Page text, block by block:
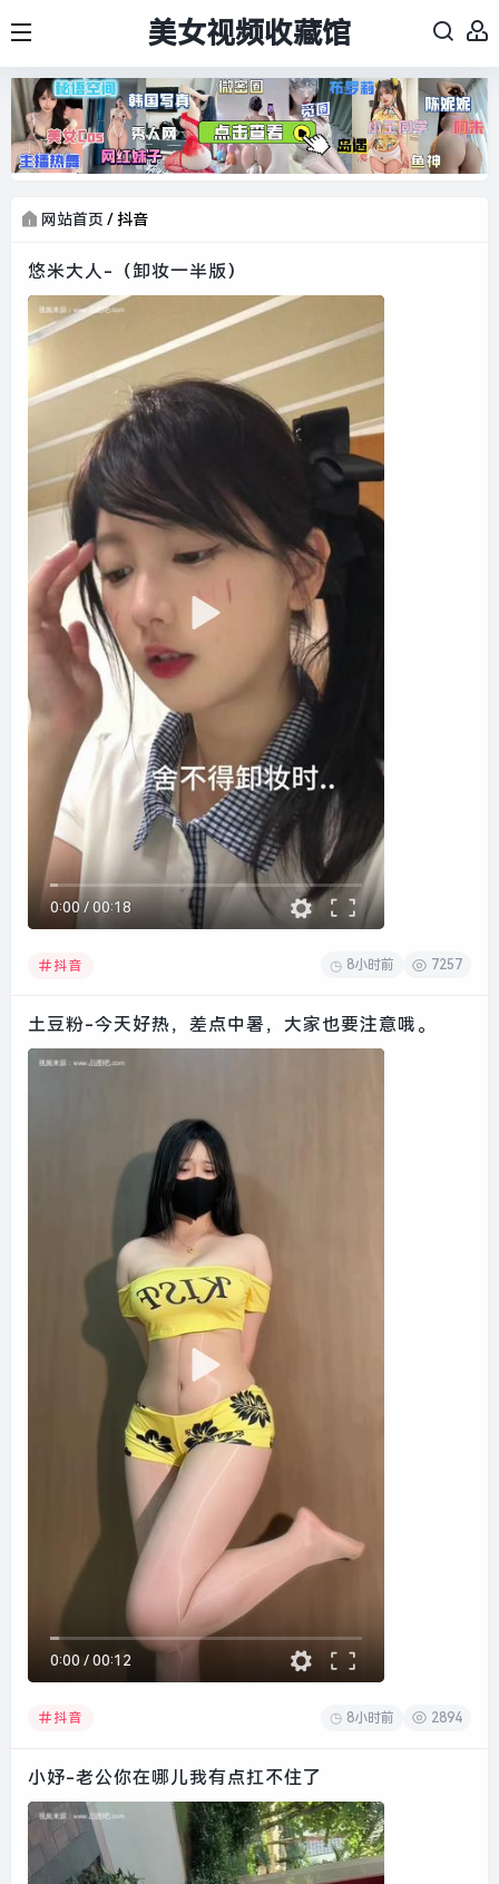
美女视频收藏馆
网站首页 /抖音
悠米大人-（卸妆一半版）
0:00/ 00:18
抖音 8小时前 7257
土豆粉-今天好热，差点中暑，大家也要注意哦。
0:00 / 00:12
抖音 8小时前 2894
小妤-老公你在哪儿我有点扛不住了